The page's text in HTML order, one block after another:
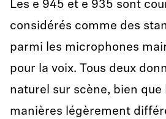
Les e 945 et e 935 sont
considérés comme des
parmi les microphones
pour la voix. Tous deux
naturel sur scène, bien
manières légèrement